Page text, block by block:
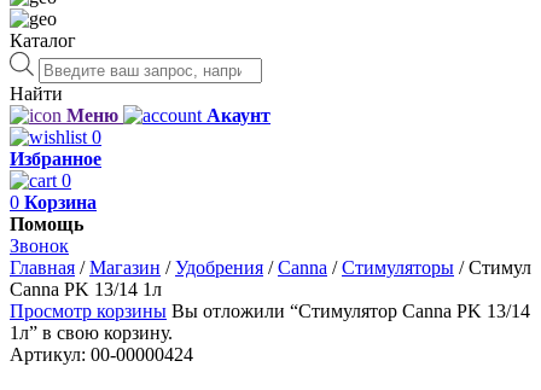
Каталог
Поиск
товаров
Найти
Меню
Акаунт
0
Избранное
0
0 Корзина
Помощь
Звонок
Главная /Магазин /Удобрения /Canna /Стимуляторы /
Canna PK 13/14 1л
Просмотр корзины Вы отложили “Стимулятор Canna PK 13/14
1л” в свою корзину.
Артикул: 00-00000424